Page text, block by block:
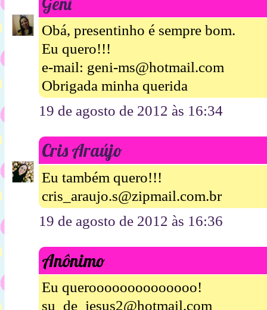
Obá, presentinho é sempre bom.
Eu quero!!!
e-mail: geni-ms@hotmail.com
Obrigada minha querida
19 de agosto de 2012 às 16:34
Cris Araújo
Eu também quero!!!
cris_araujo.s@zipmail.com.br
19 de agosto de 2012 às 16:36
Anônimo
Eu queroooooooooooooo!
su_de_jesus2@hotmail.com